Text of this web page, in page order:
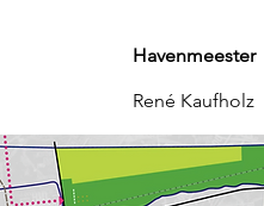
Havenmeester
René Kaufholz